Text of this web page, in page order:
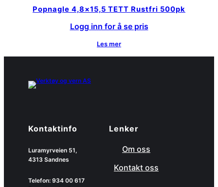
Popnagle 4,8×15,5 TETT Rustfri 500pk
Logg inn for å se pris
Les mer
Kontaktinfo
Luramyrveien 51,
4313 Sandnes
Telefon: 934 00 617
Lenker
Om oss
Kontakt oss